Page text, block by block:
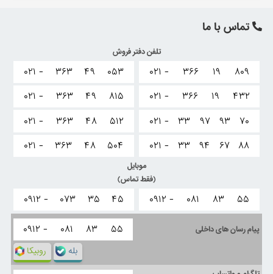
تماس با ما
تلفن دفتر فروش
۰۲۱ - ۳۶۶ ۱۹
۸۰۹
۰۲۱ -
۳۶۶ ۱۹
۴۳۲
۰۲۱ -
۳۳ ۹۷ ۹۳
۷۰
۰۲۱ -
۳۳ ۹۴ ۶۷ ۸۸
۰۲۱ - ۳۶۳ ۴۹
۰۵۳
۰۲۱ -
۳۶۳ ۴۹
۸۱۵
۰۲۱ -
۳۶۳ ۴۸
۵۱۲
۰۲۱ -
۳۶۳ ۴۸ ۵۰۴
موبایل
(فقط تماس)
۰۹۱۲ - ۰۸۱ ۸۳ ۵۵ ۰۹۱۲ - ۰۷۳ ۳۵ ۴۵
پیام رسان های داخلی ۰۹۱۲ - ۰۸۱ ۸۳ ۵۵
روبیکا بله